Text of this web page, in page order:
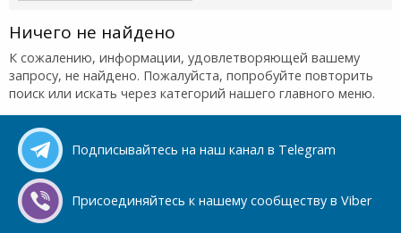
Ничего не найдено
К сожалению, информации, удовлетворяющей вашему
запросу, не найдено. Пожалуйста, попробуйте повторить
поиск или искать через категорий нашего главного меню.
Подписывайтесь на наш канал в Telegram
Присоединяйтесь к нашему сообществу в Viber